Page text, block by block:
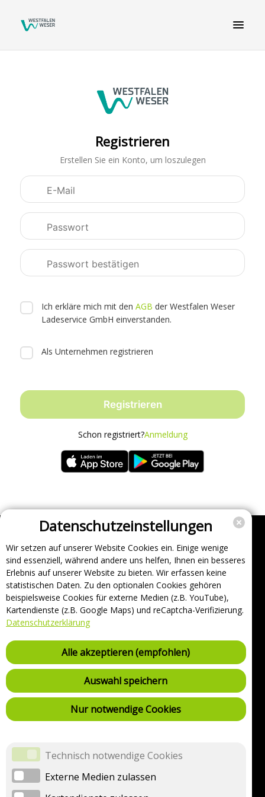
Registrieren
Erstellen Sie ein Konto, um loszulegen
Kontodaten
Zustimmungen
Ich erkläre mich mit den AGB der Westfalen Weser
Ladeservice GmbH einverstanden.
Als Unternehmen registrieren
Registrieren
Schon registriert?Anmeldung
Unternehmen
Support
Über uns
Impressum
Häufig gestellte Fragen
AGB und Datenschutz
Verträge hier kündigen
Vertrag hier widerrufen
Sicherheitsrichtlinie (VDP)
Ladestationsliste
Datenschutzeinstellungen anzeigen
Datenschutzeinstellungen
Wir setzen auf unserer Website Cookies ein. Einige wenige
sind essenziell, während andere uns helfen, Ihnen ein besseres
Erlebnis auf unserer Website zu bieten. Wir erfassen keine
statistischen Daten. Zu den optionalen Cookies gehören
beispielsweise Cookies für externe Medien (z.B. YouTube),
Kartendienste (z.B. Google Maps) und reCaptcha-Verifizierung.
Datenschutzerklärung
Alle akzeptieren (empfohlen)
Auswahl speichern
Nur notwendige Cookies
Technisch notwendige Cookies
Externe Medien zulassen